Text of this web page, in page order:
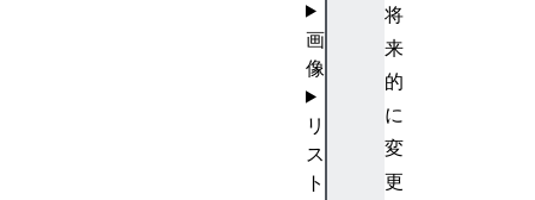
将
来
的
に
変
更
画
像
リ
ス
ト